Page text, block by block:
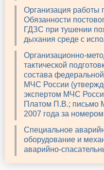
Организация работы
Обязанности
ГДЗС при тушении
дыхания среде с
Организационно-
тактической
состава
МЧС России
экспертом МЧС
Платом П.В.; письмо
2007 года за
Специальное
оборудование и
аварийно-